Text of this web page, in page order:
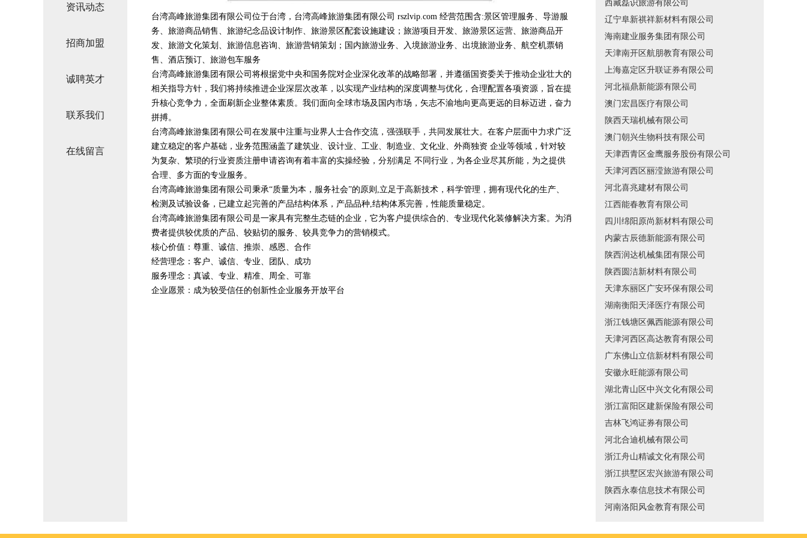
资讯动态
招商加盟
诚聘英才
联系我们
在线留言
台湾高峰旅游集团有限公司位于台湾，台湾高峰旅游集团有限公司 rszlvip.com 经营范围含:景区管理服务、导游服
务、旅游商品销售、旅游纪念品设计制作、旅游景区配套设施建设；旅游项目开发、旅游景区运营、旅游商品开
发、旅游文化策划、旅游信息咨询、旅游营销策划；国内旅游业务、入境旅游业务、出境旅游业务、航空机票销
售、酒店预订、旅游包车服务
台湾高峰旅游集团有限公司将根据党中央和国务院对企业深化改革的战略部署，并遵循国资委关于推动企业壮大的
相关指导方针，我们将持续推进企业深层次改革，以实现产业结构的深度调整与优化，合理配置各项资源，旨在提
升核心竞争力，全面刷新企业整体素质。我们面向全球市场及国内市场，矢志不渝地向更高更远的目标迈进，奋力
拼搏。
台湾高峰旅游集团有限公司在发展中注重与业界人士合作交流，强强联手，共同发展壮大。在客户层面中力求广泛
建立稳定的客户基础，业务范围涵盖了建筑业、设计业、工业、制造业、文化业、外商独资 企业等领域，针对较
为复杂、繁琐的行业资质注册申请咨询有着丰富的实操经验，分别满足 不同行业，为各企业尽其所能，为之提供
合理、多方面的专业服务。
台湾高峰旅游集团有限公司秉承“质量为本，服务社会”的原则,立足于高新技术，科学管理，拥有现代化的生产、
检测及试验设备，已建立起完善的产品结构体系，产品品种,结构体系完善，性能质量稳定。
台湾高峰旅游集团有限公司是一家具有完整生态链的企业，它为客户提供综合的、专业现代化装修解决方案。为消
费者提供较优质的产品、较贴切的服务、较具竞争力的营销模式。
核心价值：尊重、诚信、推崇、感恩、合作
经营理念：客户、诚信、专业、团队、成功
服务理念：真诚、专业、精准、周全、可靠
企业愿景：成为较受信任的创新性企业服务开放平台
西藏磊识旅游有限公司
辽宁阜新祺祥新材料有限公司
海南建业服务集团有限公司
天津南开区航朋教育有限公司
上海嘉定区升联证券有限公司
河北福鼎新能源有限公司
澳门宏昌医疗有限公司
陕西天瑞机械有限公司
澳门朝兴生物科技有限公司
天津西青区金鹰服务股份有限公司
天津河西区丽滢旅游有限公司
河北喜兆建材有限公司
江西能春教育有限公司
四川绵阳原尚新材料有限公司
内蒙古辰德新能源有限公司
陕西润达机械集团有限公司
陕西圆洁新材料有限公司
天津东丽区广安环保有限公司
湖南衡阳天泽医疗有限公司
浙江钱塘区佩西能源有限公司
天津河西区高达教育有限公司
广东佛山立信新材料有限公司
安徽永旺能源有限公司
湖北青山区中兴文化有限公司
浙江富阳区建新保险有限公司
吉林飞鸿证券有限公司
河北合迪机械有限公司
浙江舟山精诚文化有限公司
浙江拱墅区宏兴旅游有限公司
陕西永泰信息技术有限公司
河南洛阳风金教育有限公司